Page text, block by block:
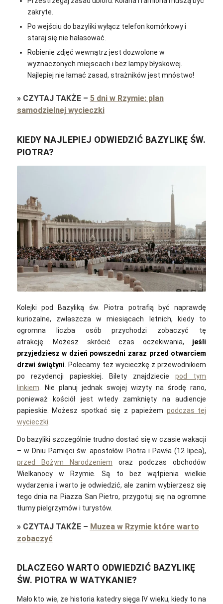
zakryte.
Po wejściu do bazyliki wyłącz telefon komórkowy i
staraj się nie hałasować.
Robienie zdjęć wewnątrz jest dozwolone w
wyznaczonych miejscach i bez lampy błyskowej.
Najlepiej nie łamać zasad, strażników jest mnóstwo!
» CZYTAJ TAKŻE– 5 dni w Rzymie: plan
samodzielnej wycieczki
KIEDY NAJLEPIEJ ODWIEDZIĆ BAZYLIKĘ ŚW.
PIOTRA?
Christian Lendl / Unsplash
Kolejki pod Bazyliką św. Piotra potrafią być naprawdę
kuriozalne, zwłaszcza w miesiącach letnich, kiedy to
ogromna liczba osób przychodzi zobaczyć tę
atrakcję.
Możesz skrócić czas oczekiwania, jeśli
przyjedziesz w dzień powszedni zaraz przed otwarciem
drzwi świątyni. Polecamy też wycieczkę z przewodnikiem
po rezydencji papieskiej. Bilety znajdzieciepod tym
linkiem.
Nie planuj jednak swojej wizyty na środę rano,
ponieważ kościół jest wtedy zamknięty na audiencje
papieskie. Możesz spotkać się z papieżem podczas tej
wycieczki.
Do bazyliki szczególnie trudno dostać się w czasie wakacji
– w Dniu Pamięci św. apostołów Piotra i Pawła (12 lipca),
przed Bożym Narodzeniem oraz podczas obchodów
Wielkanocy w Rzymie. Są to bez wątpienia wielkie
wydarzenia i warto je odwiedzić, ale zanim wybierzesz się
tego dnia na Piazza San Pietro, przygotuj się na ogromne
tłumy pielgrzymów i turystów.
» CZYTAJ TAKŻE– Muzea w Rzymie które warto
zobaczyć
DLACZEGO WARTO ODWIEDZIĆ BAZYLIKĘ
ŚW. PIOTRA W WATYKANIE?
Mało kto wie, że historia katedry sięga IV wieku, kiedy to na